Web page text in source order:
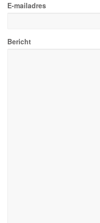
E-mailadres
Bericht